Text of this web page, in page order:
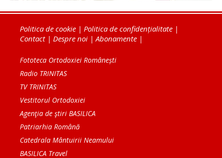
Politica de cookie | Politica de confidențialitate |
Contact| Despre noi | Abonamente |
Fototeca Ortodoxiei Românești
Radio TRINITAS
TV TRINITAS
Vestitorul Ortodoxiei
Agenţia de ştiri BASILICA
Patriarhia Română
Catedrala Mântuirii Neamului
BASILICA Travel